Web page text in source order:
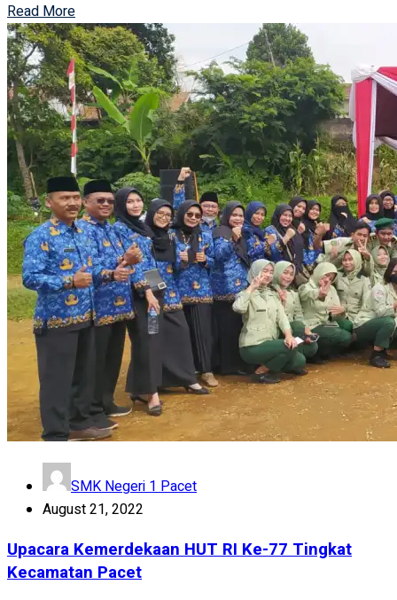
Read More
SMK Negeri 1 Pacet
August 21, 2022
Upacara Kemerdekaan HUT RI Ke-77 Tingkat
Kecamatan Pacet